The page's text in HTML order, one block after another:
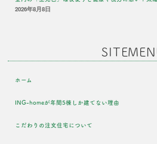
2026年8月8日
ホーム
ING-homeが年間5棟しか建てない理由
こだわりの注文住宅について